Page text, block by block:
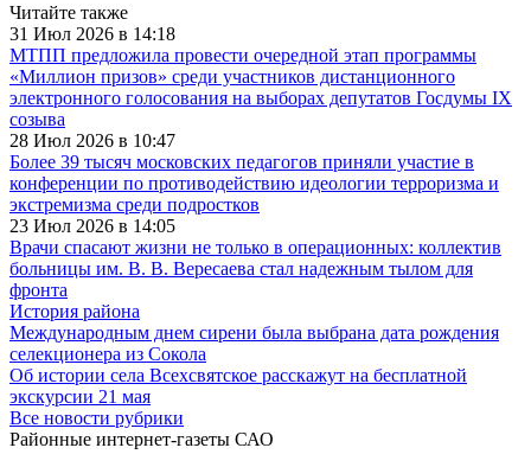
Читайте также
31 Июл 2026 в 14:18
МТПП предложила провести очередной этап программы
«Миллион призов» среди участников дистанционного
электронного голосования на выборах депутатов Госдумы IX
созыва
28 Июл 2026 в 10:47
Более 39 тысяч московских педагогов приняли участие в
конференции по противодействию идеологии терроризма и
экстремизма среди подростков
23 Июл 2026 в 14:05
Врачи спасают жизни не только в операционных: коллектив
больницы им. В. В. Вересаева стал надежным тылом для
фронта
История района
Международным днем сирени была выбрана дата рождения
селекционера из Сокола
Об истории села Всехсвятское расскажут на бесплатной
экскурсии 21 мая
Все новости рубрики
Районные интернет-газеты САО